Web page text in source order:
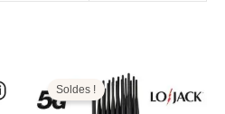
Soldes !initial
était :
1.599,00€.
prix
actuel
est :
799,99€.